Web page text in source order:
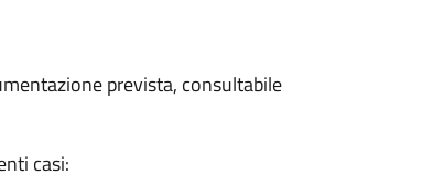
prevista, consultabile
casi: